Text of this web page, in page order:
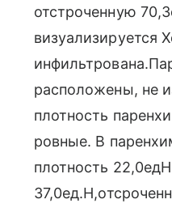
отстроченную
визуализируется
расположены, не
плотность
ровные. В
плотность